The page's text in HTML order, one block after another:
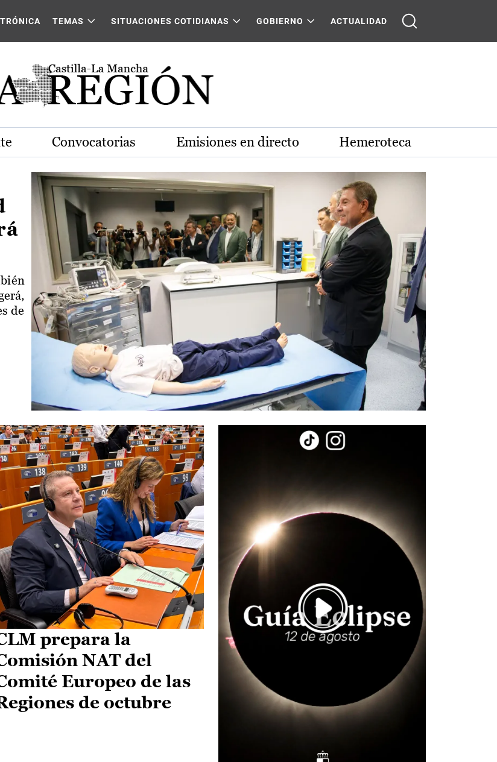
La Mancha
TEMAS SITUACIONES COTIDIANAS GOBIERNO ACTUALIDAD
Convocatorias Emisiones en directo Hemeroteca
de
prepara la
NAT del
Europeo de las
de octubre